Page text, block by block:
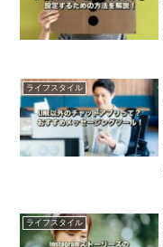
ライフスタイル
ライフスタイル